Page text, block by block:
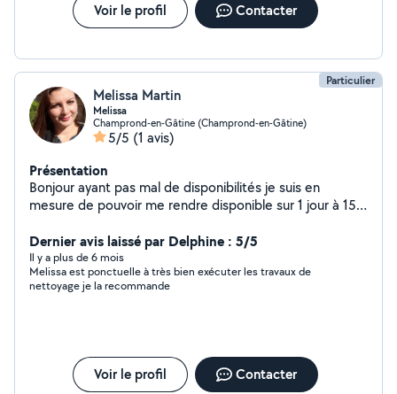
Voir le profil Contacter
Particulier
Melissa Martin
Melissa
Champrond-en-Gâtine (Champrond-en-Gâtine)
5/5 (1 avis)
Présentation
Bonjour ayant pas mal de disponibilités je suis en
mesure de pouvoir me rendre disponible sur 1 jour à 15
ans , animatrice 2 ans ) Garde d'animaux Services de
nettoyage ( 10 ans d'expérience)
Dernier avis laissé par Delphine : 5/5
Il y a plus de 6 mois
Melissa est ponctuelle à très bien exécuter les travaux de
nettoyage je la recommande
Voir le profil Contacter